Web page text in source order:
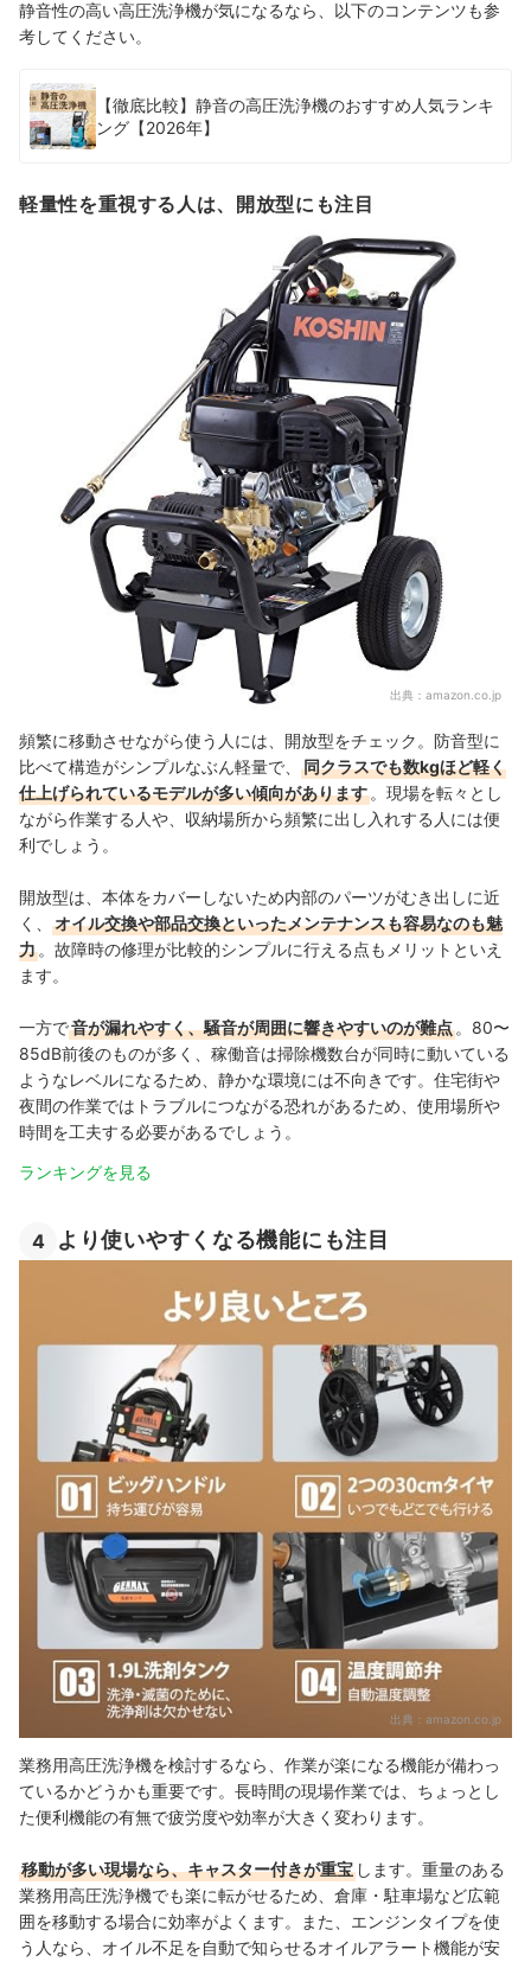
静音性の高い高圧洗浄機が気になるなら、以下のコンテンツも参
考してください。
【徹底比較】静音の高圧洗浄機のおすすめ人気ランキ
ング【2026年】
軽量性を重視する人は、開放型にも注目
出典： amazon.co.jp
頻繁に移動させながら使う人には、開放型をチェック。防音型に
比べて構造がシンプルなぶん軽量で、
同クラスでも数kgほど軽く
仕上げられているモデルが多い傾向があります。現場を転々とし
ながら作業する人や、収納場所から頻繁に出し入れする人には便
利でしょう。
開放型は、本体をカバーしないため内部のパーツがむき出しに近
く、
オイル交換や部品交換といったメンテナンスも容易なのも魅
力。故障時の修理が比較的シンプルに行える点もメリットといえ
ます。
一方で音が漏れやすく、騒音が周囲に響きやすいのが難点。80〜
85dB前後のものが多く、稼働音は掃除機数台が同時に動いている
ようなレベルになるため、静かな環境には不向きです。住宅街や
夜間の作業ではトラブルにつながる恐れがあるため、使用場所や
時間を工夫する必要があるでしょう。
ランキングを見る
4 より使いやすくなる機能にも注目
出典： amazon.co.jp
業務用高圧洗浄機を検討するなら、作業が楽になる機能が備わっ
ているかどうかも重要です。長時間の現場作業では、ちょっとし
た便利機能の有無で疲労度や効率が大きく変わります。
移動が多い現場なら、キャスター付きが重宝 します。重量のある
業務用高圧洗浄機でも楽に転がせるため、倉庫・駐車場など広範
囲を移動する場合に効率がよくます。また、エンジンタイプを使
う人なら、オイル不足を自動で知らせるオイルアラート機能が安